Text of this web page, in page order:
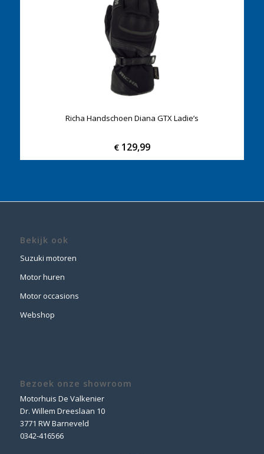
Richa Handschoen Diana GTX Ladie’s
€129,99
Bekijk ook
Suzuki motoren
Motor huren
Motor occasions
Webshop
Bezoek onze showroom
Motorhuis De Valkenier
Dr. Willem Dreeslaan 10
3771 RW Barneveld
0342-416566